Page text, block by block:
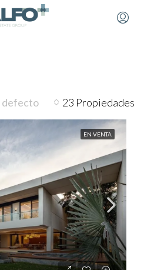
23 Propiedades
defecto
EN VENTA